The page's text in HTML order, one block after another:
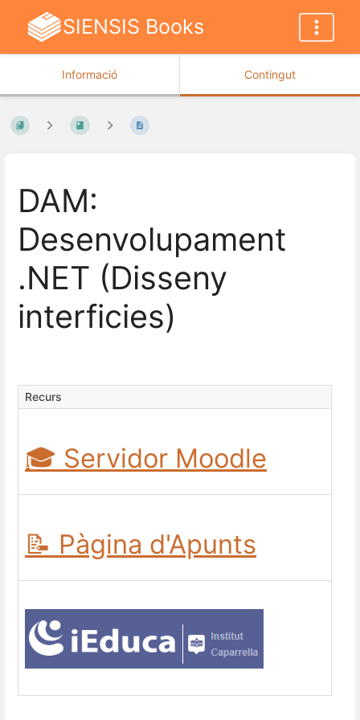
SIENSIS Books
Informació Contingut
DAM:
Desenvolupament
.NET (Disseny
interficies)
Recurs
🎓 Servidor Moodle
📝 Pàgina d'Apunts